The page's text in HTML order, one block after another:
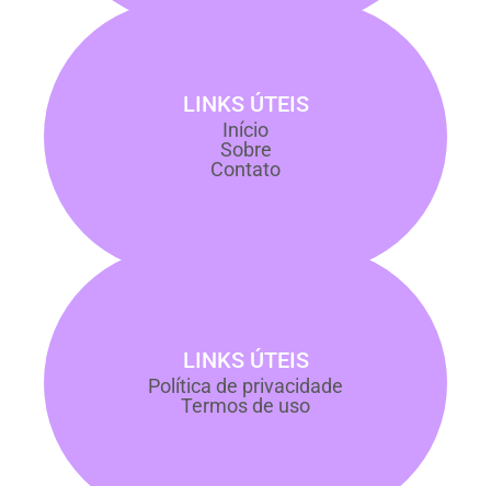
LINKS ÚTEIS
Início
Sobre
Contato
LINKS ÚTEIS
Política de privacidade
Termos de uso